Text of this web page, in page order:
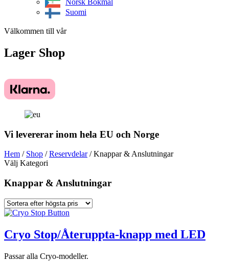
Norsk Bokmål
Suomi
Välkommen till vår
Lager Shop
Vi levererar inom hela EU och Norge
Hem / Shop /Reservdelar/ Knappar & Anslutningar
Välj Kategori
Knappar & Anslutningar
Cryo Stop/Återuppta-knapp med LED
Passar alla Cryo-modeller.